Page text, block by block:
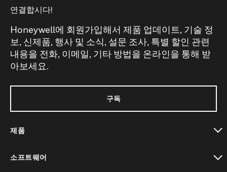
연결합시다!
Honeywell에 회원가입해서 제품 업데이트, 기술 정
보, 신제품, 행사 및 소식, 설문 조사, 특별 할인 관련
내용을 전화, 이메일, 기타 방법을 온라인을 통해 받
아보세요.
구독
제품
소프트웨어